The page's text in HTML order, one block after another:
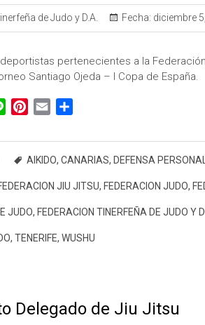
de Judo y D.A. Fecha: diciembre
pertenecientes a la
Santiago Ojeda – I Copa de España.
n
n
t
r
e
t
a
i
m
p
r
t
r
AIKIDO, CANARIAS, DEFENSA PERSONAL
JIU JITSU, FEDERACION JUDO,
JUDO, FEDERACION TINERFEÑA DE JUDO Y
, TENERIFE, WUSHU
Delegado de Jiu Jitsu